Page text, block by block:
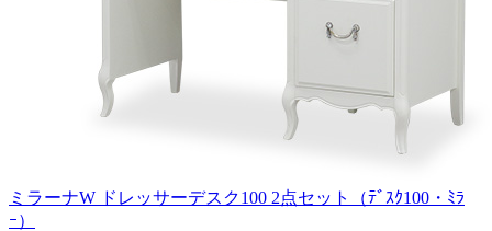
ミラーナW ドレッサーデスク100 2点セット（ﾃﾞｽｸ100・ﾐﾗ
ｰ）